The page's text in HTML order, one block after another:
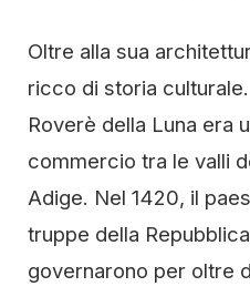
Oltre alla sua
ricco di storia
Roverè della Luna era
commercio tra le valli
Adige. Nel 1420, il
truppe della
governarono per oltre